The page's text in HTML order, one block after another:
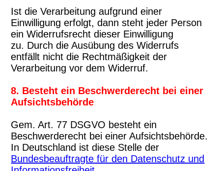
Ist die Verarbeitung aufgrund einer
Einwilligung erfolgt, dann steht jeder Person
ein Widerrufsrecht dieser Einwilligung
zu. Durch die Ausübung des Widerrufs
entfällt nicht die Rechtmäßigkeit der
Verarbeitung vor dem Widerruf.
8. Besteht ein Beschwerderecht bei einer
Aufsichtsbehörde
Gem. Art. 77 DSGVO besteht ein
Beschwerderecht bei einer Aufsichtsbehörde.
In Deutschland ist diese Stelle der
Bundesbeauftragte für den Datenschutz und